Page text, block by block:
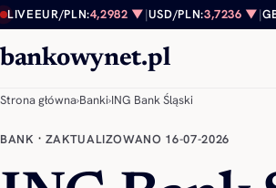
Przejdź do treści
LIVEEUR/PLN:4,2982 ▼|USD/PLN:3,7236 ▼|
bankowynet.pl
Strona główna›Banki›ING Bank Śląski
BANK · ZAKTUALIZOWANO 16-07-2026